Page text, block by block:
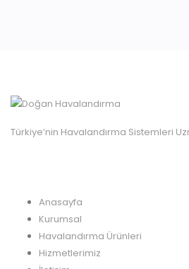
Türkiye’nin Havalandırma Sistemleri
Anasayfa
Kurumsal
Havalandırma Ürünleri
Hizmetlerimiz